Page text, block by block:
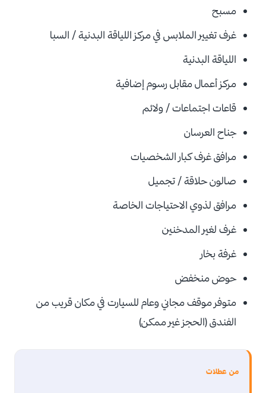
مسبح
غرف تغيير الملابس في مركز اللياقة البدنية / السبا
اللياقة البدنية
مركز أعمال مقابل رسوم إضافية
قاعات اجتماعات / ولائم
جناح العرسان
مرافق غرف كبار الشخصيات
صالون حلاقة / تجميل
مرافق لذوي الاحتياجات الخاصة
غرف لغير المدخنين
غرفة بخار
حوض منخفض
متوفر موقف مجاني وعام للسيارت في مكان قريب من
الفندق (الحجز غير ممكن)
من عطلات